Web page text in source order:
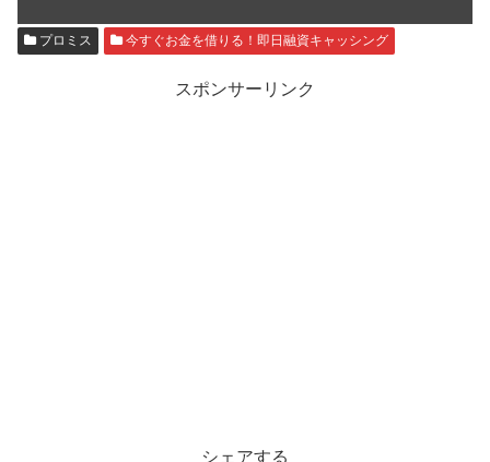
プロミス 今すぐお金を借りる！即日融資キャッシング
スポンサーリンク
シェアする